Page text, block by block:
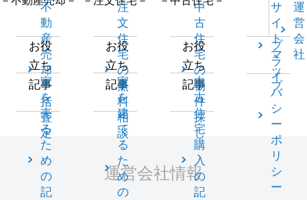
不
動
産
売
却
一
括
査
定
お役
立ち
記事
家
を
売
る
た
め
の
記
注
文
住
宅
の
無
料
相
談
お役
立ち
記事
家
を
建
て
る
た
め
の
中
古
住
宅
の
物
件
探
し
お役
立ち
記事
中
古
住
宅
購
入
の
記
サ
イ
ト
マ
ッ
プ
運
営
会
社
プ
ラ
イ
バ
シ
ー
ポ
リ
シ
ー
運営会社情報